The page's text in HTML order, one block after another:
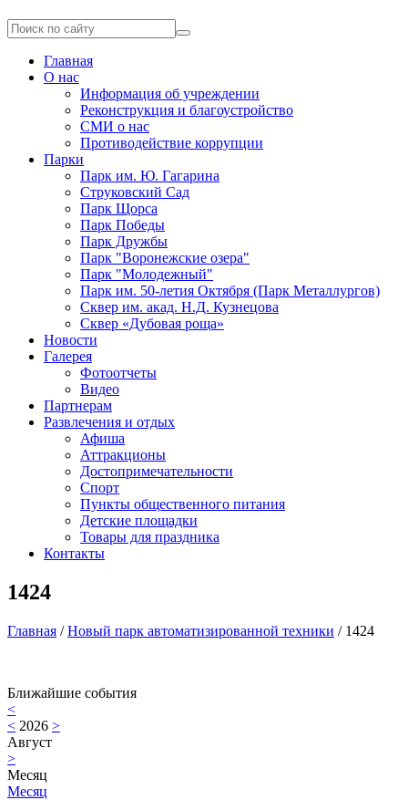
Главная
О нас
Информация об учреждении
Реконструкция и благоустройство
СМИ о нас
Противодействие коррупции
Парки
Парк им. Ю. Гагарина
Струковский Сад
Парк Щорса
Парк Победы
Парк Дружбы
Парк "Воронежские озера"
Парк "Молодежный"
Парк им. 50-летия Октября (Парк Металлургов)
Сквер им. акад. Н.Д. Кузнецова
Сквер «Дубовая роща»
Новости
Галерея
Фотоотчеты
Видео
Партнерам
Развлечения и отдых
Афиша
Аттракционы
Достопримечательности
Спорт
Пункты общественного питания
Детские площадки
Товары для праздника
Контакты
1424
Главная / Новый парк автоматизированной техники /1424
Ближайшие события
<
< 2026 >
Август
>
Месяц
Месяц